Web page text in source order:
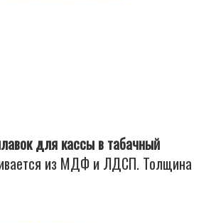
для кассы в табачный
из МДФ и ЛДСП. Толщина